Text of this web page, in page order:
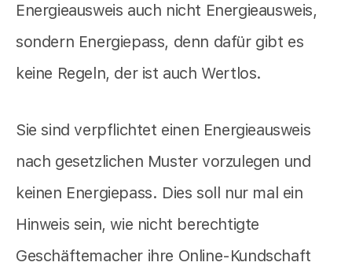
Energieausweis auch nicht Energieausweis,
sondern Energiepass, denn dafür gibt es
keine Regeln, der ist auch Wertlos.
Sie sind verpflichtet einen Energieausweis
nach gesetzlichen Muster vorzulegen und
keinen Energiepass. Dies soll nur mal ein
Hinweis sein, wie nicht berechtigte
Geschäftemacher ihre Online-Kundschaft